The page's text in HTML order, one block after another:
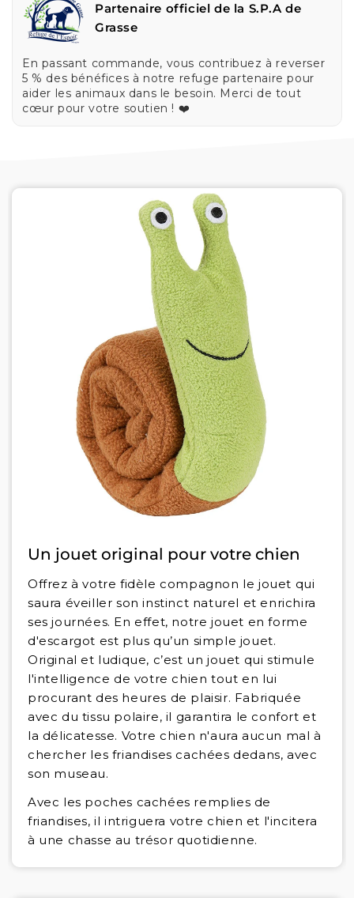
Partenaire officiel de la S.P.A de
Grasse
En passant commande, vous contribuez à reverser
5 % des bénéfices à notre refuge partenaire pour
aider les animaux dans le besoin. Merci de tout
cœur pour votre soutien ! ❤️
Un jouet original pour votre chien
Offrez à votre fidèle compagnon le jouet qui
saura éveiller son instinct naturel et enrichira
ses journées. En effet, notre jouet en forme
d'escargot est plus qu’un simple jouet.
Original et ludique, c’est un jouet qui stimule
l'intelligence de votre chien tout en lui
procurant des heures de plaisir. Fabriquée
avec du tissu polaire, il garantira le confort et
la délicatesse. Votre chien n'aura aucun mal à
chercher les friandises cachées dedans, avec
son museau.
Avec les poches cachées remplies de
friandises, il intriguera votre chien et l'incitera
à une chasse au trésor quotidienne.